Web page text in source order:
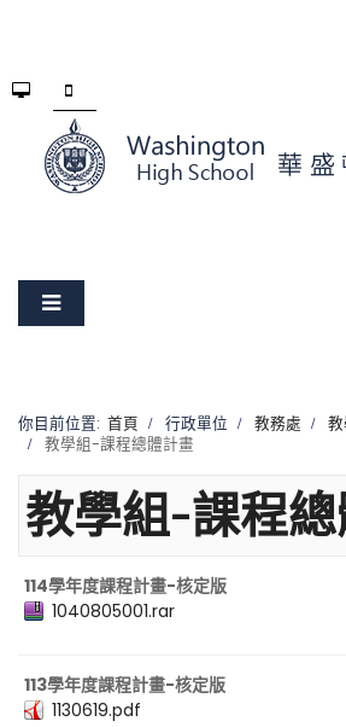
你目前位置: 首頁 行政單位 教務處
教學組-課程總體計畫
教學組-課程
114學年度課程計畫-核定版
1040805001.rar
113學年度課程計畫-核定版
1130619.pdf